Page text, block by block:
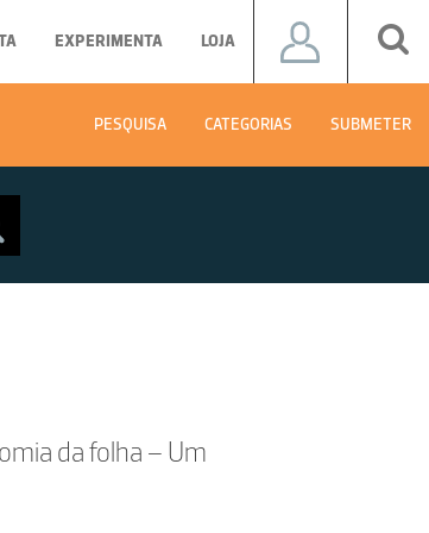
EXPERIMENTA LOJA
PESQUISA CATEGORIAS SUBMETER
da folha – Um